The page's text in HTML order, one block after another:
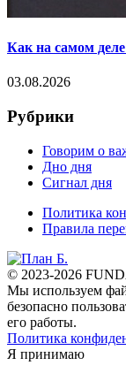
Как на самом
03.08.2026
Рубрики
Говорим о
Дно дня
Сигнал дня
Политика
Правила
© 2023-2026
Мы используем
безопасно
его работы.
Политика
Я принимаю